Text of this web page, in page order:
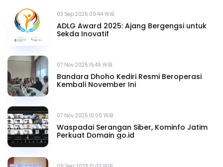
03 Sep 2025 09.44 WIB
ADLG Award 2025: Ajang Bergengsi untuk
Sekda Inovatif
07 Nov 2025 15.49 WIB
Bandara Dhoho Kediri Resmi Beroperasi
Kembali November Ini
07 Nov 2025 10.00 WIB
Waspadai Serangan Siber, Kominfo Jatim
Perkuat Domain go.id